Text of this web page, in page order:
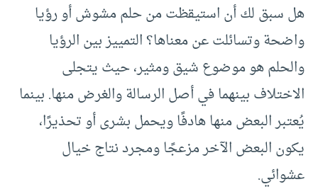
هل سبق لك أن استيقظت من حلم مشوش أو رؤيا
واضحة وتسائلت عن معناها؟ التمييز بين الرؤيا
والحلم هو موضوع شيق ومثير، حيث يتجلى
الاختلاف بينهما في أصل الرسالة والغرض منها. بينما
يُعتبر البعض منها هادفًا ويحمل بشرى أو تحذيرًا،
يكون البعض الآخر مزعجًا ومجرد نتاج خيال
عشوائي.